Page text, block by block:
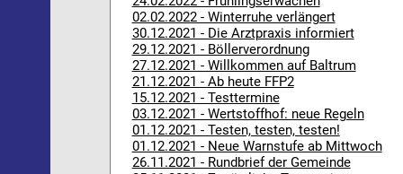
02.02.2022 - Winterruhe verlängert
30.12.2021 - Die Arztpraxis informiert
29.12.2021 - Böllerverordnung
27.12.2021 - Willkommen auf Baltrum
21.12.2021 - Ab heute FFP2
15.12.2021 - Testtermine
03.12.2021 - Wertstoffhof: neue Regeln
01.12.2021 - Testen, testen, testen!
01.12.2021 - Neue Warnstufe ab Mittwoch
26.11.2021 - Rundbrief der Gemeinde